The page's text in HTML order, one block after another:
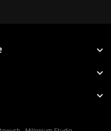


